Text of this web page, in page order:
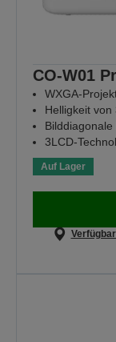
CO-W01
WXGA-
Helligkeit
3LCD-
Auf Lager